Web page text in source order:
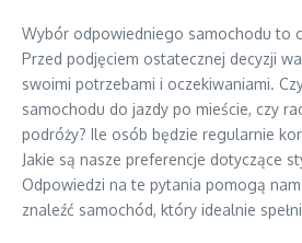
Wybór odpowiedniego samochodu to
Przed podjęciem ostatecznej decyzji
swoimi potrzebami i oczekiwaniami.
samochodu do jazdy po mieście, czy
podróży? Ile osób będzie regularnie
Jakie są nasze preferencje dotyczące
Odpowiedzi na te pytania pomogą
znaleźć samochód, który idealnie